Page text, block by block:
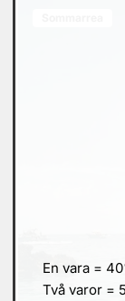
En vara =
Två varor =